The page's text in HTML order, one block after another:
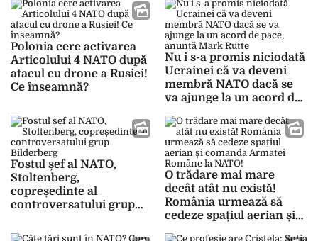
occidentale în același
timp”
Polonia cere activarea
Articolului 4 NATO după
atacul cu drone a Rusiei!
Ce înseamnă?
Nu i s-a promis niciodată
Ucrainei că va deveni
membră NATO dacă se
va ajunge la un acord de
Fostul șef al NATO,
Stoltenberg,
copreședinte al
controversatului grup
O trădare mai mare
decât atât nu există!
România urmează să
cedeze spațiul aerian și